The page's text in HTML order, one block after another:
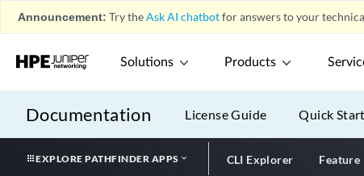
Announcement: Try theAsk AI chatbotfor answers to your
Solutions Products
Documentation License Guide Quick
EXPLORE PATHFINDER APPS CLI Explorer